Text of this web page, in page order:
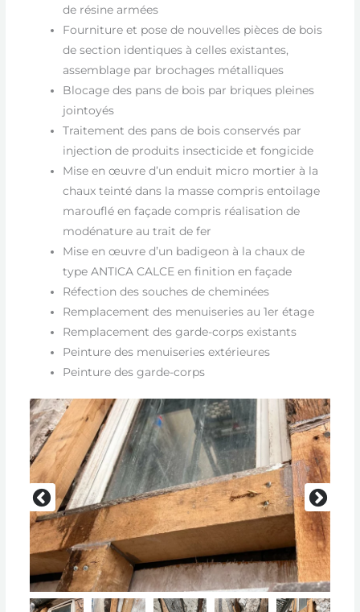
de résine armées
Fourniture et pose de nouvelles pièces de bois
de section identiques à celles existantes,
assemblage par brochages métalliques
Blocage des pans de bois par briques pleines
jointoyés
Traitement des pans de bois conservés par
injection de produits insecticide et fongicide
Mise en œuvre d’un enduit micro mortier à la
chaux teinté dans la masse compris entoilage
marouflé en façade compris réalisation de
modénature au trait de fer
Mise en œuvre d’un badigeon à la chaux de
type ANTICA CALCE en finition en façade
Réfection des souches de cheminées
Remplacement des menuiseries au 1er étage
Remplacement des garde-corps existants
Peinture des menuiseries extérieures
Peinture des garde-corps